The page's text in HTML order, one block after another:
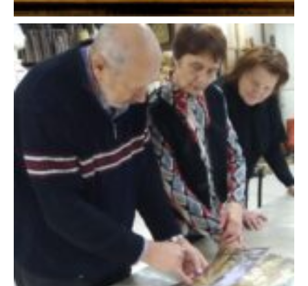
Дмитрий Левин — «Удачная рыбалка»